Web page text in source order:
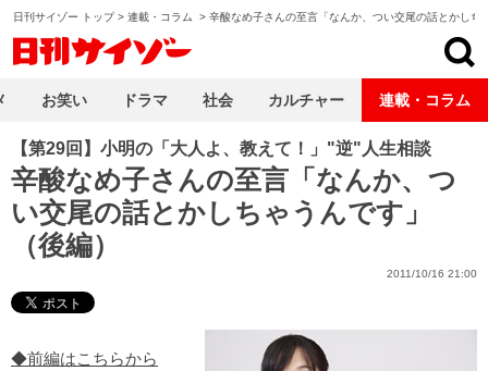
日刊サイゾー トップ> 連載・コラム > 辛酸なめ子さんの至言「なんか、つい交尾の話とかしち
【第29回】小明の「大人よ、教えて！」"逆"人生相談
辛酸なめ子さんの至言「なんか、つ
い交尾の話とかしちゃうんです」
（後編）
2011/10/16 21:00
◆前編はこちらから
お笑い ドラマ 社会 カルチャー 連載・コラム